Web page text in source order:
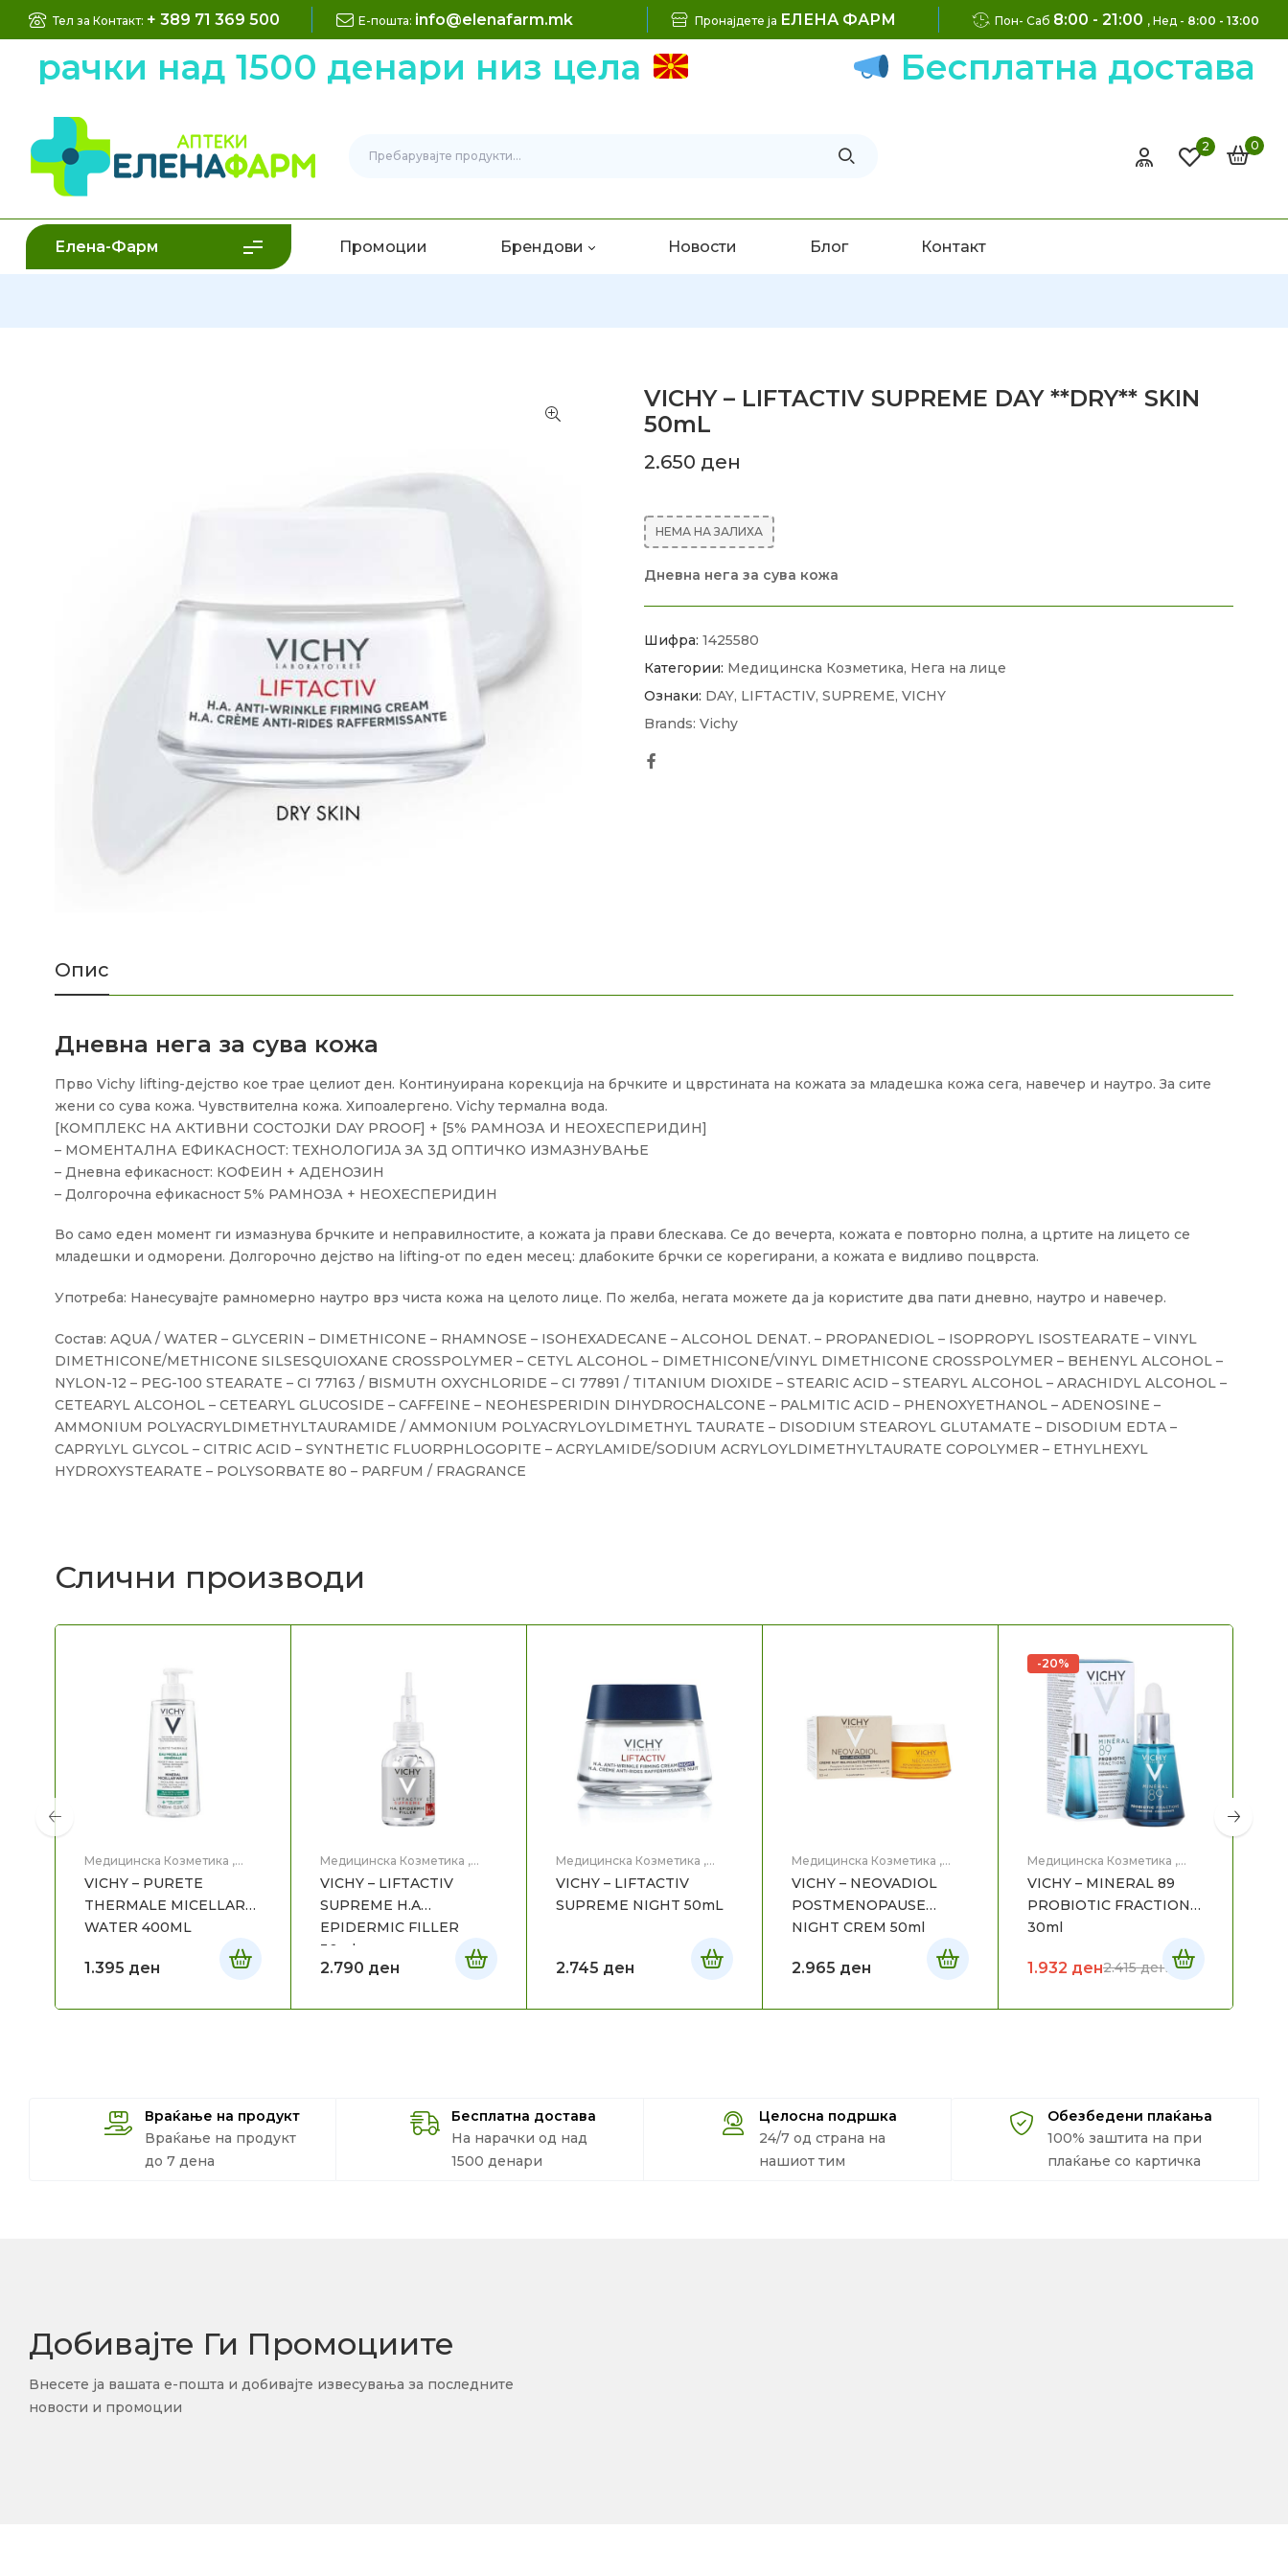
Тел за Контакт: + 389 71 369 500 Е-пошта: info@elenafarm.mk Пронајдете ја ЕЛЕНА ФАРМ Пон- Саб 8:00 - 21:00 , Нед - 8:00 - 13:00
над 1500 денари низ цела Бесплатна достава
2 0
Елена-Фарм Промоции Брендови Новости Блог Контакт
VICHY – LIFTACTIV SUPREME DAY **DRY** SKIN
50mL
2.650 ден
НЕМА НА ЗАЛИХА
Дневна нега за сува кожа
Шифра: 1425580
Категории: Медицинска Козметика, Нега на лице
Ознаки: DAY, LIFTACTIV, SUPREME, VICHY
Brands: Vichy
Опис
Дневна нега за сува кожа
Прво Vichy lifting-дејство кое трае целиот ден. Континуирана корекција на брчките и цврстината на кожата за младешка кожа сега, навечер и наутро. За сите
жени со сува кожа. Чувствителна кожа. Хипоалергено. Vichy термална вода.
[КОМПЛЕКС НА АКТИВНИ СОСТОЈКИ DAY PROOF] + [5% РАМНОЗА И НЕОХЕСПЕРИДИН]
– МОМЕНТАЛНА ЕФИКАСНОСТ: ТЕХНОЛОГИЈА ЗА 3Д ОПТИЧКО ИЗМАЗНУВАЊЕ
– Дневна ефикасност: КОФЕИН + АДЕНОЗИН
– Долгорочна ефикасност 5% РАМНОЗА + НЕОХЕСПЕРИДИН
Во само еден момент ги измазнува брчките и неправилностите, а кожата ја прави блескава. Се до вечерта, кожата е повторно полна, а цртите на лицето се
младешки и одморени. Долгорочно дејство на lifting-от по еден месец: длабоките брчки се корегирани, а кожата е видливо поцврста.
Употреба: Нанесувајте рамномерно наутро врз чиста кожа на целото лице. По желба, негата можете да ја користите два пати дневно, наутро и навечер.
Состав: AQUA / WATER – GLYCERIN – DIMETHICONE – RHAMNOSE – ISOHEXADECANE – ALCOHOL DENAT. – PROPANEDIOL – ISOPROPYL ISOSTEARATE – VINYL
DIMETHICONE/METHICONE SILSESQUIOXANE CROSSPOLYMER – CETYL ALCOHOL – DIMETHICONE/VINYL DIMETHICONE CROSSPOLYMER – BEHENYL ALCOHOL –
NYLON-12 – PEG-100 STEARATE – CI 77163 / BISMUTH OXYCHLORIDE – CI 77891 / TITANIUM DIOXIDE – STEARIC ACID – STEARYL ALCOHOL – ARACHIDYL ALCOHOL –
CETEARYL ALCOHOL – CETEARYL GLUCOSIDE – CAFFEINE – NEOHESPERIDIN DIHYDROCHALCONE – PALMITIC ACID – PHENOXYETHANOL – ADENOSINE –
AMMONIUM POLYACRYLDIMETHYLTAURAMIDE / AMMONIUM POLYACRYLOYLDIMETHYL TAURATE – DISODIUM STEAROYL GLUTAMATE – DISODIUM EDTA –
CAPRYLYL GLYCOL – CITRIC ACID – SYNTHETIC FLUORPHLOGOPITE – ACRYLAMIDE/SODIUM ACRYLOYLDIMETHYLTAURATE COPOLYMER – ETHYLHEXYL
HYDROXYSTEARATE – POLYSORBATE 80 – PARFUM / FRAGRANCE
Слични производи
Медицинска Козметика ,
VICHY – PURETE
THERMALE MICELLAR
WATER 400ML
1.395 ден
Медицинска Козметика ,
VICHY – LIFTACTIV
SUPREME H.A
EPIDERMIC FILLER
30ml
2.790 ден
Медицинска Козметика ,
VICHY – LIFTACTIV
SUPREME NIGHT 50mL
2.745 ден
Медицинска Козметика ,
VICHY – NEOVADIOL
POSTMENOPAUSE
NIGHT CREM 50ml
2.965 ден
-20%
Медицинска Козметика ,
VICHY – MINERAL 89
PROBIOTIC FRACTIONS
30ml
2.415ден
1.932 ден
Враќање на продукт
Враќање на продукт
до 7 дена
Бесплатна достава
На нарачки од над
1500 денари
Целосна подршка
24/7 од страна на
нашиот тим
Обезбедени плаќања
100% заштита на при
плаќање со картичка
Добивајте Ги Промоциите
Внесете ја вашата е-пошта и добивајте извесувања за последните
новости и промоции